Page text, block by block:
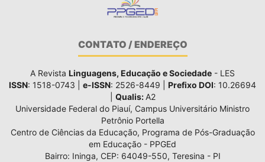
CONTATO / ENDEREÇO
A Revista Linguagens, Educação e Sociedade - LES
ISSN: 1518-0743 | e-ISSN: 2526-8449 | Prefixo DOI: 10.26694
Qualis: A2
Universidade Federal do Piauí, Campus Universitário Ministro
Petrônio Portella
Centro de Ciências da Educação, Programa de Pós-Graduação
em Educação - PPGEd
Bairro: Ininga, CEP: 64049-550, Teresina - PI